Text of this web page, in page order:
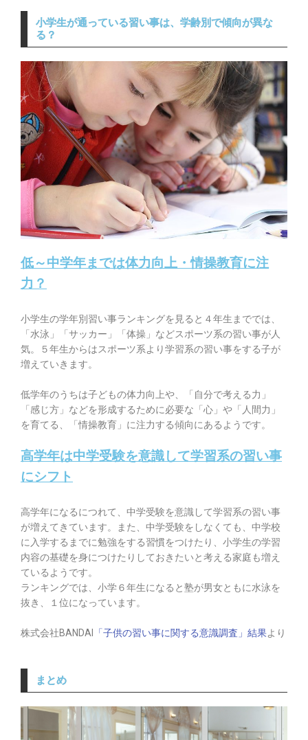
小学生が通っている習い事は、学齢別で傾向が異な
る？
低～中学年までは体力向上・情操教育に注
力？
小学生の学年別習い事ランキングを見ると４年生まででは、
「水泳」「サッカー」「体操」などスポーツ系の習い事が人
気。５年生からはスポーツ系より学習系の習い事をする子が
増えていきます。
低学年のうちは子どもの体力向上や、「自分で考える力」
「感じ方」などを形成するために必要な「心」や「人間力」
を育てる、
「情操教育」に注力する傾向にあるようです。
高学年は中学受験を意識して学習系の習い事
にシフト
高学年になるにつれて、 中学受験を意識して学習系の習い事
が増えてきています。
また、中学受験をしなくても、中学校
に入学するまでに勉強をする習慣をつけたり、小学生の学習
内容の基礎を身につけたりしておきたいと考える家庭も増え
ているようです。
ランキングでは、小学６年生になると塾が男女ともに水泳を
抜き、１位になっています。
株式会社BANDAI 「子供の習い事に関する意識調査」結果より
まとめ